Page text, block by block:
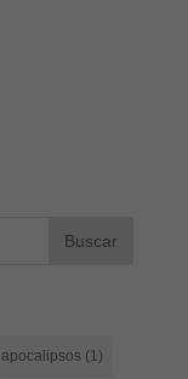
apocalipsos(1)